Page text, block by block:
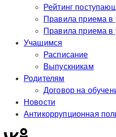
Рейтинг
Учащимся
Расписание
Выпускникам
Родителям
Договор на
Новости
Антикоррупционная